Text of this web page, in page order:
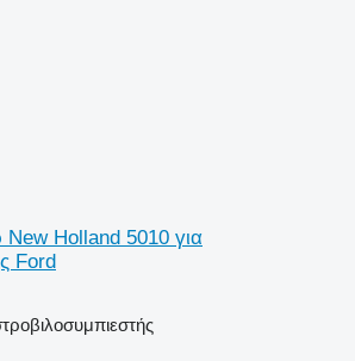
Holland 5010 για
Ford